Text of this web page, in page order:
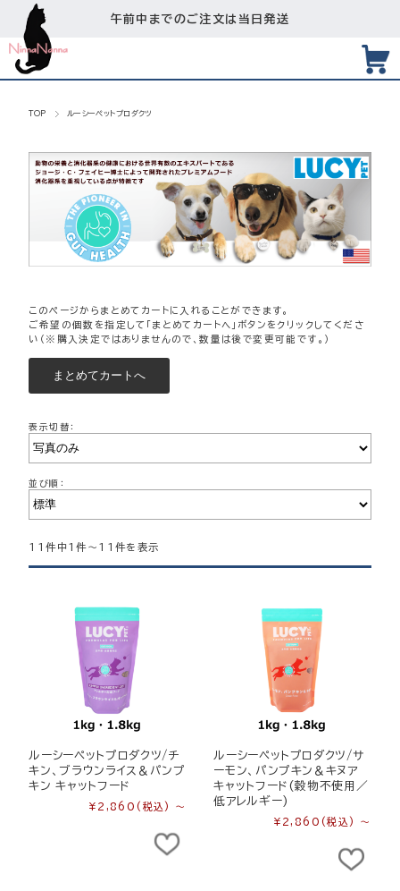
午前中までのご注文は当日発送
TOP ルーシーペットプロダクツ
このページからまとめてカートに入れることができます。
ご希望の個数を指定して「まとめてカートへ」ボタンをクリックしてくださ
い（※購入決定ではありませんので、数量は後で変更可能です。）
表示切替：
並び順：
11件中1件～11件を表示
ルーシーペットプロダクツ/チ
キン、ブラウンライス＆パンプ
キン キャットフード
¥2,860 (税込) ～
ルーシーペットプロダクツ/サ
ーモン、パンプキン＆キヌア
キャットフード(穀物不使用／
低アレルギー)
¥2,860 (税込) ～